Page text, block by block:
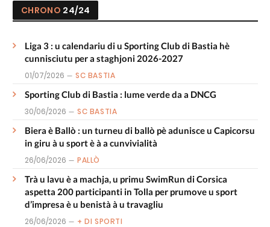
CHRONO 24/24
Liga 3 : u calendariu di u Sporting Club di Bastia hè
cunnisciutu per a staghjoni 2026-2027
01/07/2026 SC BASTIA
Sporting Club di Bastia : lume verde da a DNCG
30/06/2026 SC BASTIA
Biera è Ballò : un turneu di ballò pè adunisce u Capicorsu
in giru à u sport è à a cunvivialità
26/06/2026 PALLÒ
Trà u lavu è a machja, u primu SwimRun di Corsica
aspetta 200 participanti in Tolla per prumove u sport
d’impresa è u benistà à u travagliu
26/06/2026 + DI SPORTI